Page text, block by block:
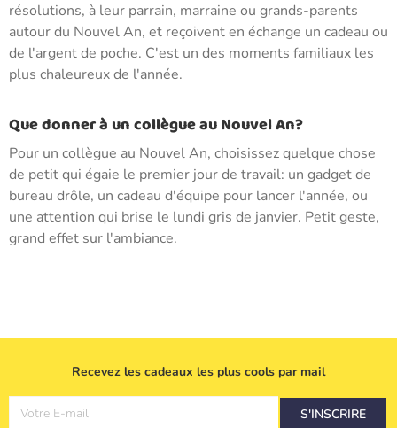
résolutions, à leur parrain, marraine ou grands-parents
autour du Nouvel An, et reçoivent en échange un cadeau ou
de l'argent de poche. C'est un des moments familiaux les
plus chaleureux de l'année.
Que donner à un collègue au Nouvel An?
Pour un collègue au Nouvel An, choisissez quelque chose
de petit qui égaie le premier jour de travail: un gadget de
bureau drôle, un cadeau d'équipe pour lancer l'année, ou
une attention qui brise le lundi gris de janvier. Petit geste,
grand effet sur l'ambiance.
Recevez les cadeaux les plus cools par mail
Votre E-mail S'INSCRIRE